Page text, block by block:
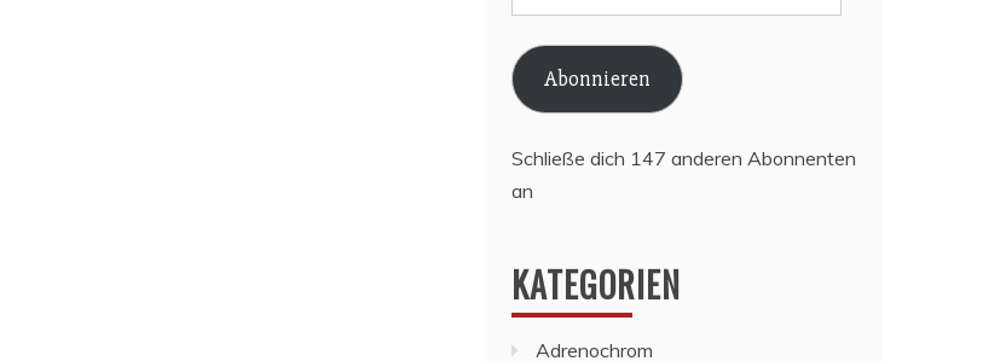
Mail-
Adresse
Abonnieren
Schließe dich 147 anderen Abonnenten
an
KATEGORIEN
Adrenochrom